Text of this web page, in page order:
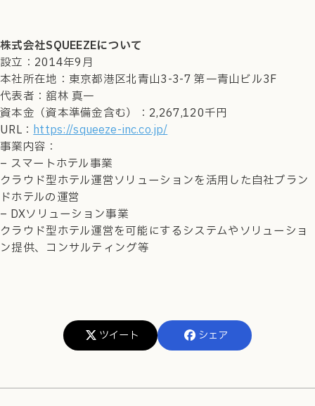
株式会社SQUEEZEについて
設立：2014年9月
本社所在地：東京都港区北青山3-3-7 第一青山ビル3F
代表者：舘林 真一
資本金（資本準備金含む）：2,267,120千円
URL：https://squeeze-inc.co.jp/
事業内容：
– スマートホテル事業
クラウド型ホテル運営ソリューションを活用した自社ブラン
ドホテルの運営
– DXソリューション事業
クラウド型ホテル運営を可能にするシステムやソリューショ
ン提供、コンサルティング等
シェア
ツイート